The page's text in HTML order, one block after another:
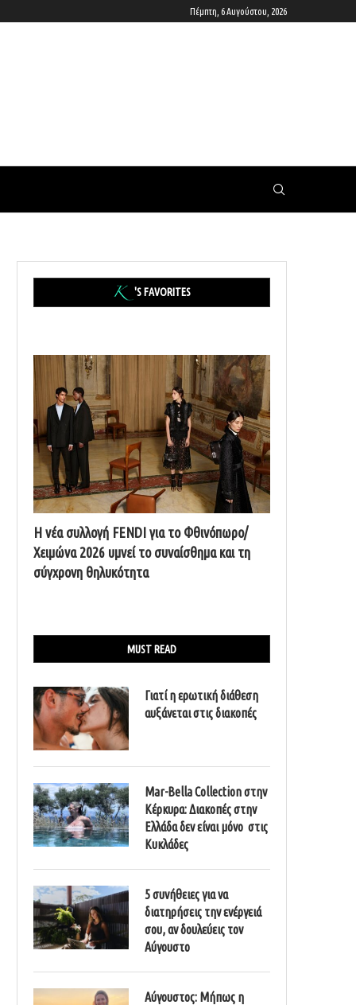
Πέμπτη, 6 Αυγούστου, 2026
'S FAVORITES
Η νέα συλλογή FENDI για το Φθινόπωρο/
Χειμώνα 2026 υμνεί το συναίσθημα και τη
σύγχρονη θηλυκότητα
MUST READ
Γιατί η ερωτική διάθεση
αυξάνεται στις διακοπές
Mar-Bella Collection στην
Κέρκυρα: Διακοπές στην
Ελλάδα δεν είναι μόνο στις
Κυκλάδες
5 συνήθειες για να
διατηρήσεις την ενέργειά
σου, αν δουλεύεις τον
Αύγουστο
Αύγουστος: Μήπως η